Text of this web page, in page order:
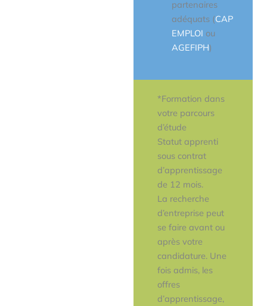
partenaires
adéquats (CAP
EMPLOI ou
AGEFIPH)
*Formation dans
votre parcours
d’étude
Statut apprenti
sous contrat
d’apprentissage
de 12 mois.
La recherche
d’entreprise peut
se faire avant ou
après votre
candidature. Une
fois admis, les
offres
d’apprentissage,